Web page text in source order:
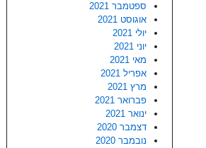
ספטמבר 2021
אוגוסט 2021
יולי 2021
יוני 2021
מאי 2021
אפריל 2021
מרץ 2021
פברואר 2021
ינואר 2021
דצמבר 2020
נובמבר 2020